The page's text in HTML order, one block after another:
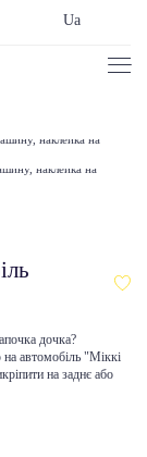
Ua
дочка?
автомобіль "Міккі
на заднє або